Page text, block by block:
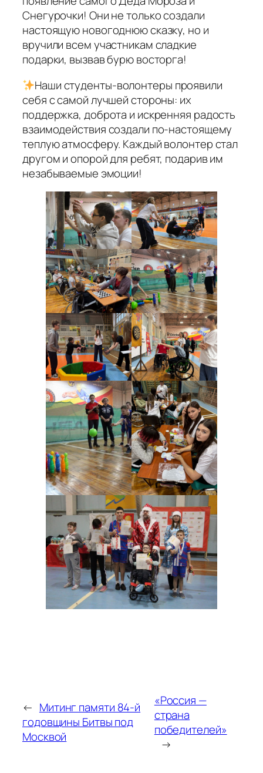
Снегурочки! Они не только создали
настоящую новогоднюю сказку, но и
вручили всем участникам сладкие
подарки, вызвав бурю восторга!
Наши студенты-волонтеры проявили
себя с самой лучшей стороны: их
поддержка, доброта и искренняя радость
взаимодействия создали по-настоящему
теплую атмосферу. Каждый волонтер стал
другом и опорой для ребят, подарив им
незабываемые эмоции!
← Митинг памяти 84-й
годовщины Битвы под
Москвой
«Россия —
страна
победителей»
→